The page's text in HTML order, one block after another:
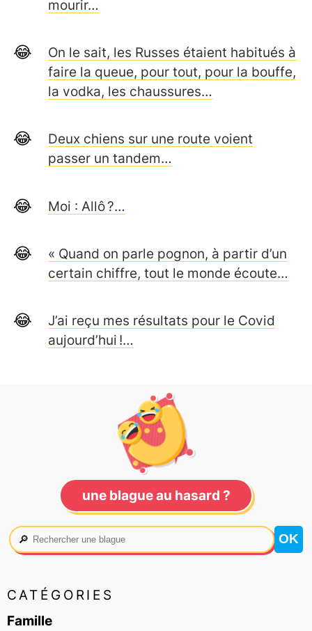
mourir…
On le sait, les Russes étaient habitués à
faire la queue, pour tout, pour la bouffe,
la vodka, les chaussures…
Deux chiens sur une route voient
passer un tandem…
Moi : Allô ?…
« Quand on parle pognon, à partir d’un
certain chiffre, tout le monde écoute…
J’ai reçu mes résultats pour le Covid
aujourd’hui !…
une blague au hasard ?
🔎
CATÉGORIES
Famille